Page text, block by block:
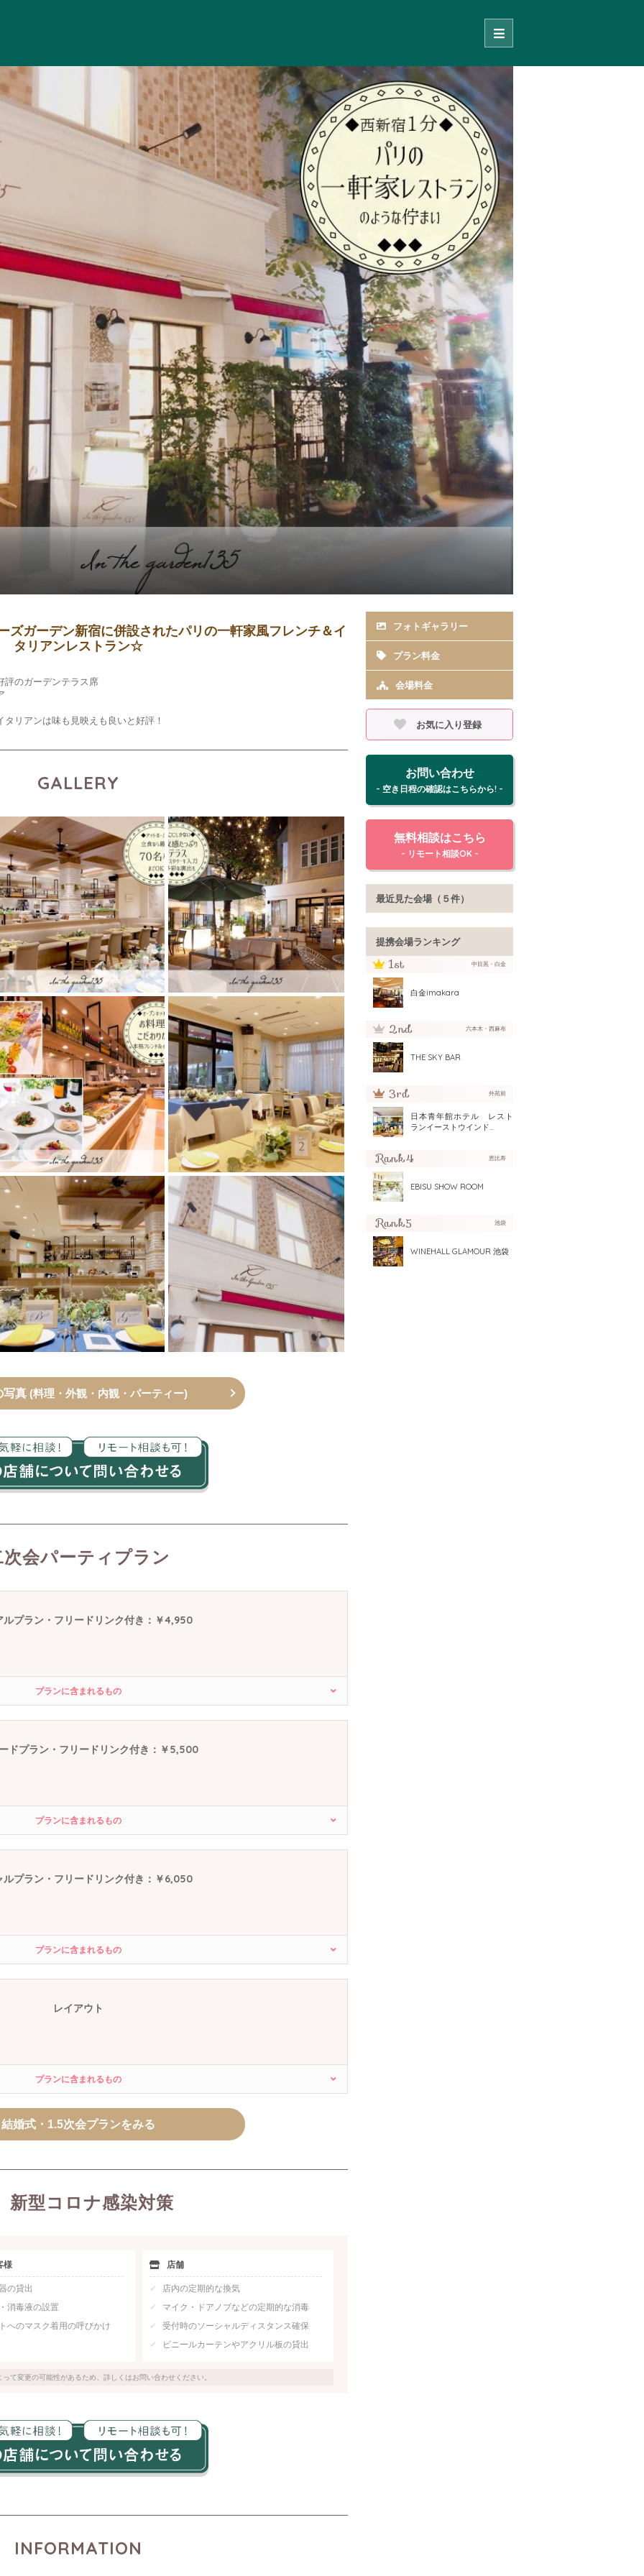
フォトギャラリー
プラン料金
会場料金
お気に入り登録
お問い合わせ
- 空き日程の確認はこちらから! -
無料相談はこちら
- リモート相談OK -
最近見た会場（５件）
提携会場ランキング
中目黒・白金
白金imakara
六本木・西麻布
THE SKY BAR
外苑前
日本青年館ホテル レスト
ランイーストウインド...
恵比寿
EBISU SHOW ROOM
池袋
WINEHALL GLAMOUR 池袋
ズガーデン新宿に併設されたパリの一軒家風フレンチ＆イ
タリアンレストラン☆
評のガーデンテラス席
リアンは味も見映えも良いと好評！
GALLERY
写真 (料理・外観・内観・パーティー)
次会パーティプラン
ルプラン・フリードリンク付き：￥4,950
プランに含まれるもの
ドプラン・フリードリンク付き：￥5,500
プランに含まれるもの
ルプラン・フリードリンク付き：￥6,050
プランに含まれるもの
レイアウト
プランに含まれるもの
結婚式・1.5次会プランをみる
新型コロナ感染対策
様
の貸出
消毒液の設置
へのマスク着用の呼びかけ
店舗
店内の定期的な換気
マイク・ドアノブなどの定期的な消毒
受付時のソーシャルディスタンス確保
ビニールカーテンやアクリル板の貸出
て変更の可能性があるため、詳しくはお問い合わせください。
INFORMATION